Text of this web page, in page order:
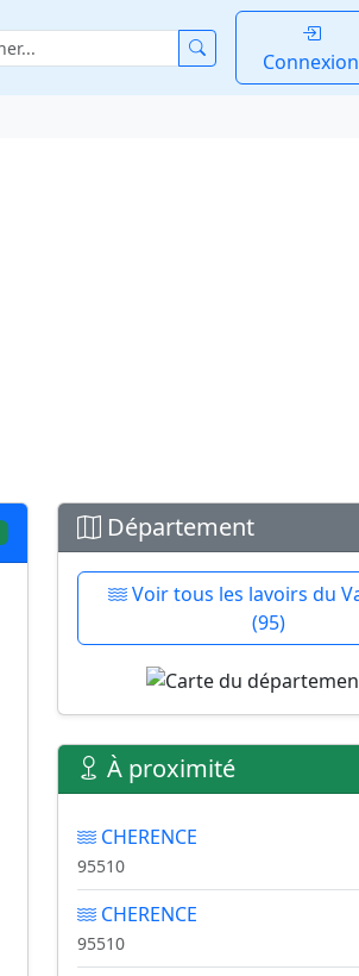
Connexion
Département
Voir tous les lavoirs du
(95)
À proximité
CHERENCE
95510
CHERENCE
95510